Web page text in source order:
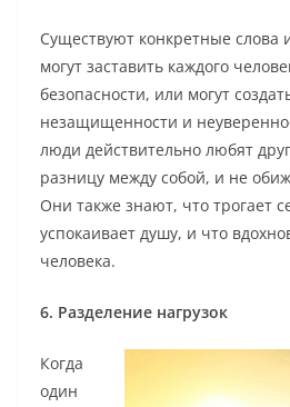
Существуют конкретные слова
могут заставить каждого
безопасности, или могут
незащищенности и
люди действительно любят
разницу между собой, и не
Они также знают, что трогает
успокаивает душу, и что
человека.
6. Разделение нагрузок
Когда
один